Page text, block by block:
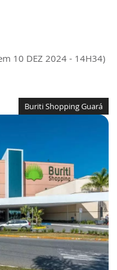
10 DEZ 2024 - 14H34)
Buriti Shopping Guará